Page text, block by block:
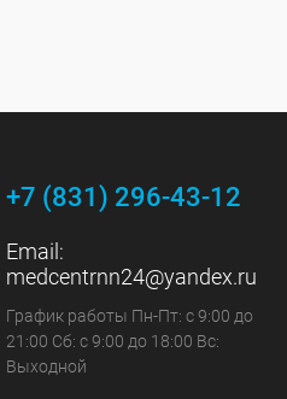
+7 (831) 296-43-12
Email:
medcentrnn24@yandex.ru
График работы Пн-Пт: с 9:00 до
21:00 Сб: с 9:00 до 18:00 Вс:
Выходной